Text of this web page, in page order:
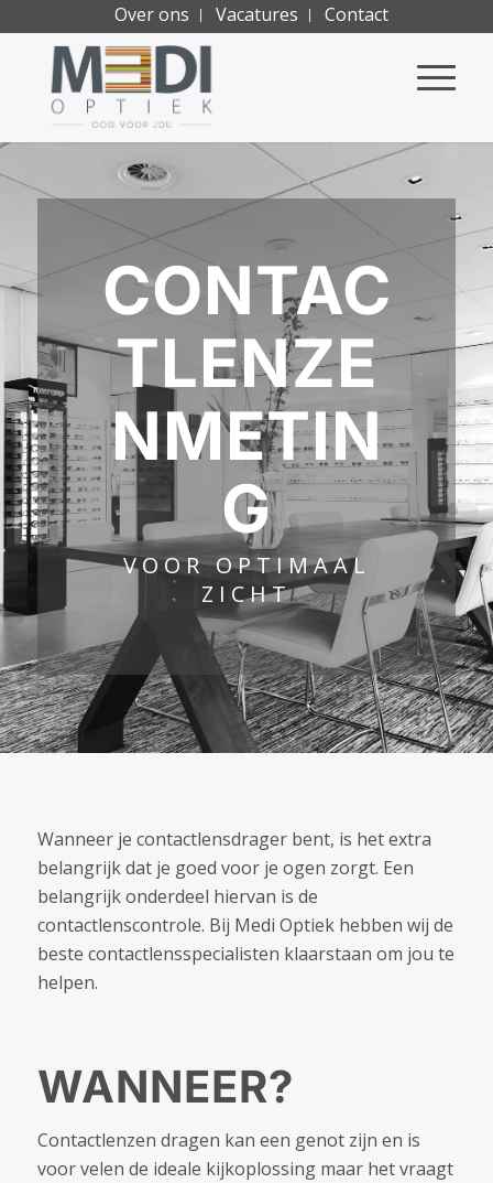
Over ons Vacatures Contact
CONTAC
TLENZE
NMETIN
G
VOOR OPTIMAAL
ZICHT
Wanneer je contactlensdrager bent, is het extra
belangrijk dat je goed voor je ogen zorgt. Een
belangrijk onderdeel hiervan is de
contactlenscontrole. Bij Medi Optiek hebben wij de
beste contactlensspecialisten klaarstaan om jou te
helpen.
WANNEER?
Contactlenzen dragen kan een genot zijn en is
voor velen de ideale kijkoplossing maar het vraagt